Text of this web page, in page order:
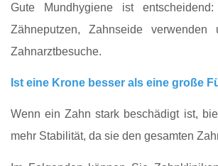
Gute Mundhygiene ist
Zähneputzen, Zahnseide verwenden
Zahnarztbesuche.
Ist eine Krone besser als eine große
Wenn ein Zahn stark beschädigt ist,
mehr Stabilität, da sie den gesamten